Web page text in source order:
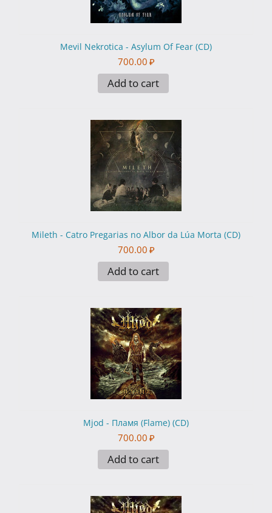
Mevil Nekrotica - Asylum Of Fear (CD)
700.00 ₽
Add to cart
Mileth - Catro Pregarias no Albor da Lúa Morta (CD)
700.00 ₽
Add to cart
Mjod - Пламя (Flame) (CD)
700.00 ₽
Add to cart